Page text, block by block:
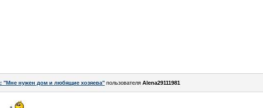
"Мне нужен дом и любящие хозяева" пользователя Alena29111981